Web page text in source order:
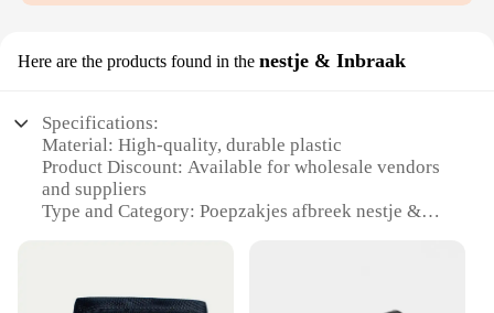
Here are the products found in the nestje & Inbraak
Specifications:
Material: High-quality, durable plastic
Product Discount: Available for wholesale vendors
and suppliers
Type and Category: Poepzakjes afbreek nestje &
Usage and Purpose: Ideal for outdoor use, camping,